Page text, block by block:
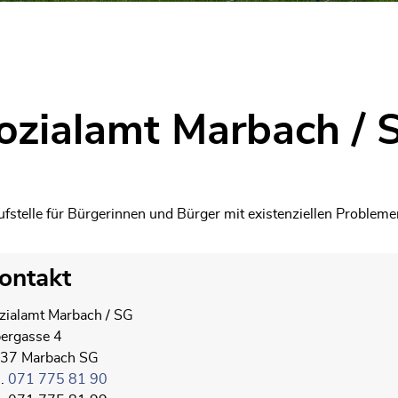
Marbach /
für Bürgerinnen und Bürger mit existenziellen
Marbach / SG
4
Marbach SG
071 775 81 90
Objekte